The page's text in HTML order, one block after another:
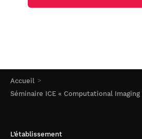
Accueil
Séminaire ICE « Computational
L’établissement